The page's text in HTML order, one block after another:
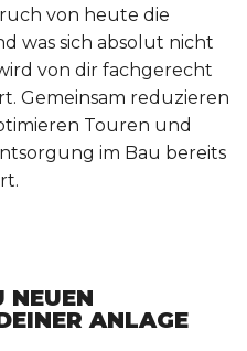
von heute die
was sich absolut nicht
von dir fachgerecht
Gemeinsam reduzieren
Touren und
im Bau bereits
NEUEN
ANLAGE